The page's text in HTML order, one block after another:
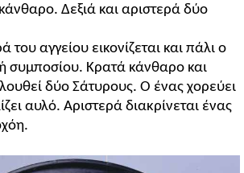
κάνθαρο. Δεξιά και αριστερά δύο
του αγγείου εικονίζεται και πάλι ο
συμποσίου. Κρατά κάνθαρο και
δύο Σάτυρους. Ο ένας χορεύει
αυλό. Αριστερά διακρίνεται ένας